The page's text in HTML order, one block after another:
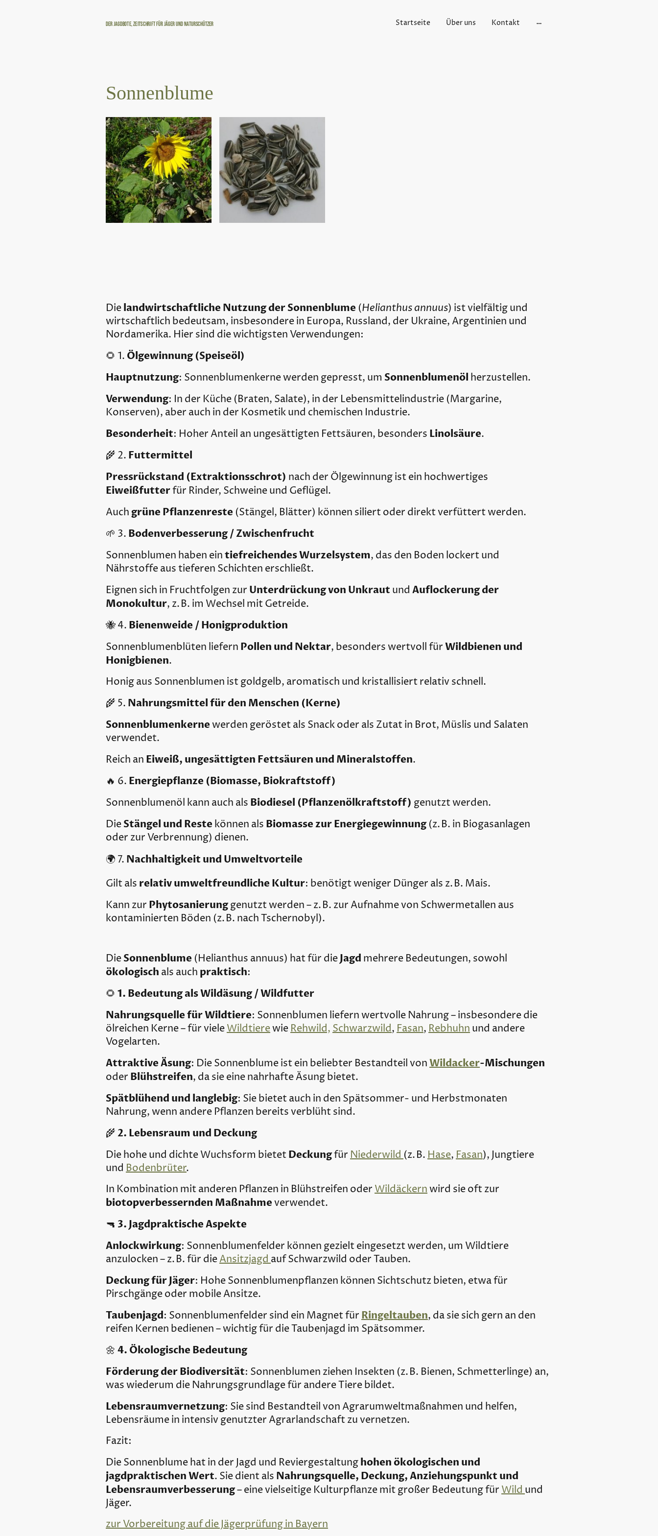
Der Jagdbote, Zeitschrift für Jäger und Naturschützer Startseite Über uns Kontakt
Sonnenblume
Dielandwirtschaftliche Nutzung der Sonnenblume (Helianthus annuus) ist vielfältig und
wirtschaftlich bedeutsam, insbesondere in Europa, Russland, der Ukraine, Argentinien und
Nordamerika. Hier sind die wichtigsten Verwendungen:
🌻 1. Ölgewinnung (Speiseöl)
Hauptnutzung: Sonnenblumenkerne werden gepresst, um Sonnenblumenöl herzustellen.
Verwendung: In der Küche (Braten, Salate), in der Lebensmittelindustrie (Margarine,
Konserven), aber auch in der Kosmetik und chemischen Industrie.
Besonderheit: Hoher Anteil an ungesättigten Fettsäuren, besonders Linolsäure.
🌾 2. Futtermittel
Pressrückstand (Extraktionsschrot) nach der Ölgewinnung ist ein hochwertiges
Eiweißfutterfür Rinder, Schweine und Geflügel.
Auch grüne Pflanzenreste (Stängel, Blätter) können siliert oder direkt verfüttert werden.
🌱 3. Bodenverbesserung / Zwischenfrucht
Sonnenblumen haben eintiefreichendes Wurzelsystem, das den Boden lockert und
Nährstoffe aus tieferen Schichten erschließt.
Eignen sich in Fruchtfolgen zur Unterdrückung von Unkrautund Auflockerung der
Monokultur, z. B. im Wechsel mit Getreide.
🐝 4. Bienenweide / Honigproduktion
Sonnenblumenblüten liefern Pollen und Nektar, besonders wertvoll fürWildbienen und
Honigbienen.
Honig aus Sonnenblumen ist goldgelb, aromatisch und kristallisiert relativ schnell.
🌾 5. Nahrungsmittel für den Menschen (Kerne)
Sonnenblumenkernewerden geröstet als Snack oder als Zutat in Brot, Müslis und Salaten
verwendet.
Reich an Eiweiß, ungesättigten Fettsäuren und Mineralstoffen.
🔥 6. Energiepflanze (Biomasse, Biokraftstoff)
Sonnenblumenöl kann auch als Biodiesel (Pflanzenölkraftstoff) genutzt werden.
DieStängel und Reste können als Biomasse zur Energiegewinnung(z. B. in Biogasanlagen
oder zur Verbrennung) dienen.
🌍 7. Nachhaltigkeit und Umweltvorteile
Gilt als relativ umweltfreundliche Kultur: benötigt weniger Dünger als z. B. Mais.
Kann zur Phytosanierunggenutzt werden – z. B. zur Aufnahme von Schwermetallen aus
kontaminierten Böden (z. B. nach Tschernobyl).
DieSonnenblume (Helianthus annuus) hat für dieJagd mehrere Bedeutungen, sowohl
ökologisch als auch praktisch:
🌻 1. Bedeutung als Wildäsung / Wildfutter
Nahrungsquelle für Wildtiere: Sonnenblumen liefern wertvolle Nahrung – insbesondere die
ölreichen Kerne – für vieleWildtierewieRehwild,Schwarzwild,Fasan,Rebhuhnund andere
Vogelarten.
Attraktive Äsung: Die Sonnenblume ist ein beliebter Bestandteil vonWildacker-Mischungen
oder Blühstreifen, da sie eine nahrhafte Äsung bietet.
Spätblühend und langlebig: Sie bietet auch in den Spätsommer- und Herbstmonaten
Nahrung, wenn andere Pflanzen bereits verblüht sind.
🌾2. Lebensraum und Deckung
Die hohe und dichte Wuchsform bietetDeckungfürNiederwild(z. B.Hase,Fasan), Jungtiere
und Bodenbrüter.
In Kombination mit anderen Pflanzen in Blühstreifen oderWildäckernwird sie oft zur
biotopverbessernden Maßnahmeverwendet.
🔫 3. Jagdpraktische Aspekte
Anlockwirkung: Sonnenblumenfelder können gezielt eingesetzt werden, um Wildtiere
anzulocken – z. B. für dieAnsitzjagdauf Schwarzwild oder Tauben.
Deckung für Jäger: Hohe Sonnenblumenpflanzen können Sichtschutz bieten, etwa für
Pirschgänge oder mobile Ansitze.
Taubenjagd: Sonnenblumenfelder sind ein Magnet für Ringeltauben, da sie sich gern an den
reifen Kernen bedienen – wichtig für die Taubenjagd im Spätsommer.
🌼 4. Ökologische Bedeutung
Förderung der Biodiversität: Sonnenblumen ziehen Insekten (z. B. Bienen, Schmetterlinge) an,
was wiederum die Nahrungsgrundlage für andere Tiere bildet.
Lebensraumvernetzung: Sie sind Bestandteil von Agrarumweltmaßnahmen und helfen,
Lebensräume in intensiv genutzter Agrarlandschaft zu vernetzen.
Fazit:
Die Sonnenblume hat in der Jagd und Reviergestaltunghohen ökologischen und
jagdpraktischen Wert. Sie dient als Nahrungsquelle, Deckung, Anziehungspunkt und
Lebensraumverbesserung– eine vielseitige Kulturpflanze mit großer Bedeutung fürWildund
Jäger.
zur Vorbereitung auf die Jägerprüfung in Bayern